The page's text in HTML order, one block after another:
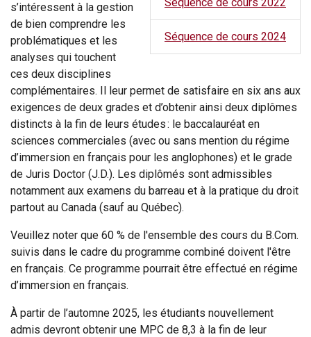
Séquence de cours 2024
s’intéressent à la gestion
de bien comprendre les
problématiques et les
analyses qui touchent
ces deux disciplines
complémentaires. Il leur permet de satisfaire en six ans aux
exigences de deux grades et d’obtenir ainsi deux diplômes
distincts à la fin de leurs études : le baccalauréat en
sciences commerciales (avec ou sans mention du régime
d’immersion en français pour les anglophones) et le grade
de Juris Doctor (J.D.). Les diplômés sont admissibles
notamment aux examens du barreau et à la pratique du droit
partout au Canada (sauf au Québec).
Veuillez noter que 60 % de l'ensemble des cours du B.Com.
suivis dans le cadre du programme combiné doivent l'être
en français. Ce programme pourrait être effectué en régime
d’immersion en français.
À partir de l’automne 2025, les étudiants nouvellement
admis devront obtenir une MPC de 8,3 à la fin de leur